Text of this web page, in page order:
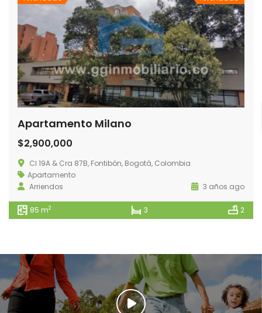
Apartamento Milano
$2,900,000
Cl 19A & Cra 87B, Fontibón, Bogotá, Colombia
Apartamento
Arriendos
3 años ago
85 m2 3 2